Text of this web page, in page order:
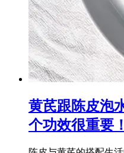
黄芪跟陈皮泡
个功效很重要！